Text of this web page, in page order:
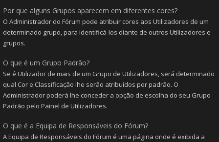
Por que alguns Grupos aparecem em diferentes cores?
O Administrador do Fórum pode atribuir cores aos Utilizadores de um
determinado grupo, para identificá-los diante de outros Utilizadores e
grupos.
O que é um Grupo Padrão?
Se é Utilizador de mais de um Grupo de Utilizadores, será determinado
qual Cor e Classificação lhe serão atribuídos por padrão. O
Administrador poderá lhe conceder a opção de escolha do seu Grupo
Padrão pelo Painel de Utilizadores.
O que é a Equipa de Responsáveis do Fórum?
A Equipa de Responsáveis do Fórum é uma página onde é exibida a